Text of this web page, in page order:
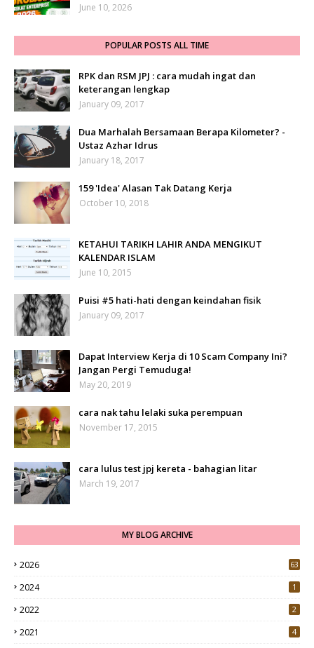
June 10, 2026
POPULAR POSTS ALL TIME
RPK dan RSM JPJ : cara mudah ingat dan
keterangan lengkap
January 09, 2017
Dua Marhalah Bersamaan Berapa Kilometer? -
Ustaz Azhar Idrus
January 18, 2017
159 'Idea' Alasan Tak Datang Kerja
October 10, 2018
KETAHUI TARIKH LAHIR ANDA MENGIKUT
KALENDAR ISLAM
June 10, 2015
Puisi #5 hati-hati dengan keindahan fisik
January 09, 2017
Dapat Interview Kerja di 10 Scam Company Ini?
Jangan Pergi Temuduga!
May 20, 2019
cara nak tahu lelaki suka perempuan
November 17, 2015
cara lulus test jpj kereta - bahagian litar
March 19, 2017
MY BLOG ARCHIVE
2026 63
2024 1
2022 2
2021 4